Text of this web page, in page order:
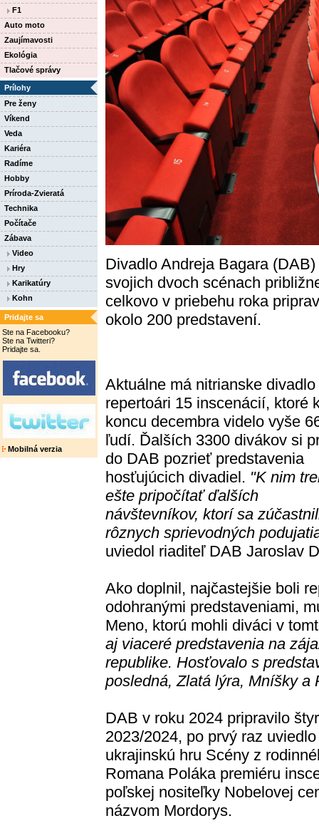
F1
Auto moto
Zaujímavosti
Ekológia
Tlačové správy
Prílohy
Pre ženy
Víkend
Veda
Kariéra
Radíme
Hobby
Príroda-Zvieratá
Technika
Počítače
Zábava
Video
Hry
Karikatúry
Kohn
Pridajte sa
Ste na Facebooku?
Ste na Twitteri?
Pridajte sa.
Mobilná verzia
Divadlo Andreja Bagara
svojich dvoch scénach
celkovo v priebehu roka
okolo 200 predstavení.
Aktuálne má nitrianske divadlo
repertoári 15 inscenácií, ktoré
koncu decembra videlo vyše
ľudí. Ďalších 3300 divákov si
do DAB pozrieť predstavenia
hosťujúcich divadiel. "K nim
ešte pripočítať ďalších
návštevníkov, ktorí sa
rôznych sprievodných
uviedol riaditeľ DAB Jaroslav
Ako doplnil, najčastejšie boli
odohranými predstaveniami,
Meno, ktorú mohli diváci v
aj viaceré predstavenia na
republike. Hosťovalo s
posledná, Zlatá lýra, Mníšky a
DAB v roku 2024 pripravilo
2023/2024, po prvý raz
ukrajinskú hru Scény z
Romana Poláka premiéru
poľskej nositeľky Nobelovej
názvom Mordorys.